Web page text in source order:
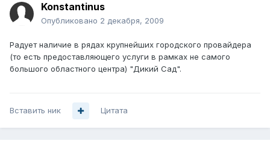
Konstantinus
Опубликовано 2 декабря, 2009
Радует наличие в рядах крупнейших городского провайдера
(то есть предоставляющего услуги в рамках не самого
большого областного центра) "Дикий Сад".
Вставить ник Цитата